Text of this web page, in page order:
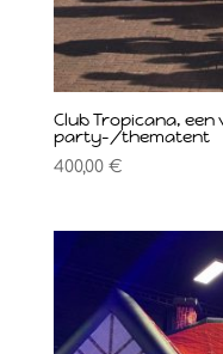
Club Tropicana,
party-/thematent
400,00 €